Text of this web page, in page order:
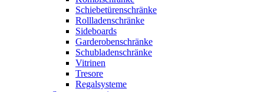
Schiebetürenschränke
Rollladenschränke
Sideboards
Garderobenschränke
Schubladenschränke
Vitrinen
Tresore
Regalsysteme